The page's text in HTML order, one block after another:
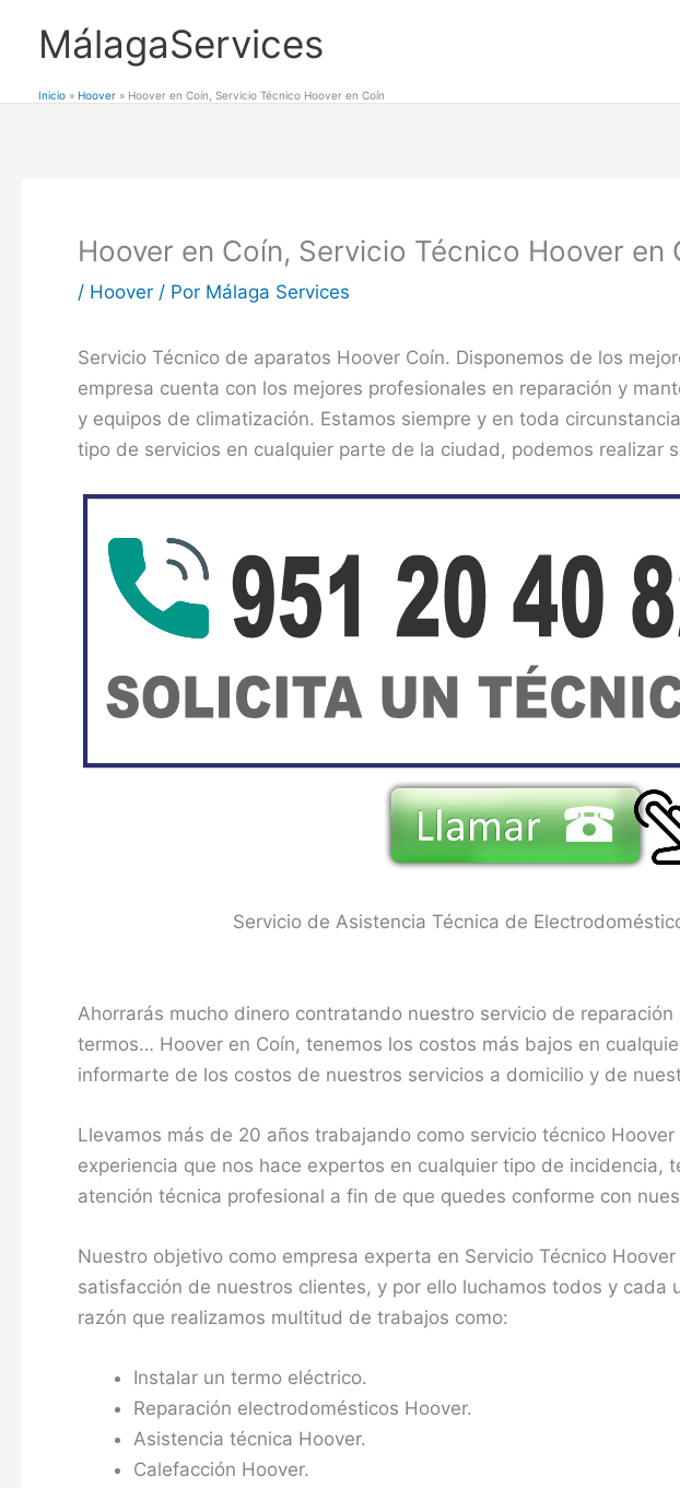
MálagaServices
Inicio Hoover Hoover en Coín, Servicio Técnico Hoover en Coín
Hoover en Coín, Servicio Técnico Hoover en
/ Hoover / Por Málaga Services
Servicio Técnico de aparatos Hoover Coín. Disponemos de los
empresa cuenta con los mejores profesionales en reparación y
y equipos de climatización. Estamos siempre y en toda
tipo de servicios en cualquier parte de la ciudad, podemos realizar
Servicio de Asistencia Técnica de
Ahorrarás mucho dinero contratando nuestro servicio de
termos… Hoover en Coín, tenemos los costos más bajos en
informarte de los costos de nuestros servicios a domicilio y de
Llevamos más de 20 años trabajando como servicio técnico
experiencia que nos hace expertos en cualquier tipo de incidencia,
atención técnica profesional a fin de que quedes conforme con
Nuestro objetivo como empresa experta en Servicio Técnico
satisfacción de nuestros clientes, y por ello luchamos todos y cada
razón que realizamos multitud de trabajos como:
Instalar un termo eléctrico.
Reparación electrodomésticos Hoover.
Asistencia técnica Hoover.
Calefacción Hoover.